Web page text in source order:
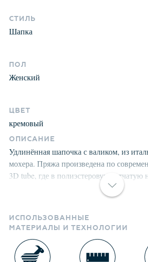
СТИЛЬ
Шапка
ПОЛ
Женский
ЦВЕТ
кремовый
ОПИСАНИЕ
Удлинённая шапочка с валиком, из
мохера. Пряжа произведена по
3D tube, где в полиэстеровую сетчатую
вдувают вискозу и пух суперкид
изделию невероятную лёгкость,
Визуально пряжа имеет красивое ,
внутри изделия и дороговизны.
оттенков. Все изделия проходят
ИСПОЛЬЗОВАННЫЕ
МАТЕРИАЛЫ И ТЕХНОЛОГИИ